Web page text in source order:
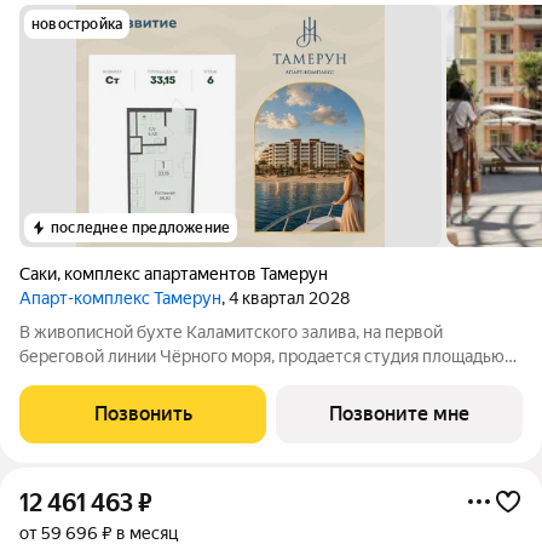
новостройка
последнее предложение
Саки, комплекс апартаментов Тамерун
Апарт-комплекс Тамерун, 4 квартал 2028
В живописной бухте Каламитского залива, на первой
береговой линии Чёрного моря, продается студия площадью
апарт-комплексе премиум-класса «Тамерун». Девелопер
проекта федеральный застройщик
Позвонить Позвоните мне
12 461 463₽
от 59 696 ₽ в месяц